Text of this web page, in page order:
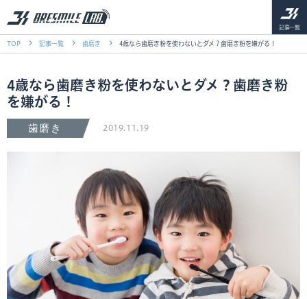
記事一覧
TOP 記事一覧 歯磨き 4歳なら歯磨き粉を使わないとダメ？歯磨き粉を嫌がる！
4歳なら歯磨き粉を使わないとダメ？歯磨き粉
を嫌がる！
歯磨き 2019.11.19